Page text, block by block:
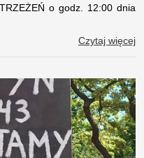
o godz. 12:00 dnia
Czytaj więcej